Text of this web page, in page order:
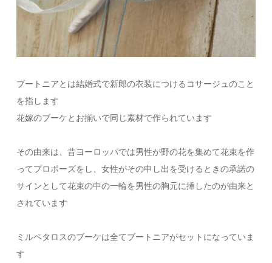
ブートニアとは結婚式で新郎の衣装につけるコサージュのこと
を指します
花嫁のブーケとお揃いで同じ素材で作られています
その由来は、昔ヨーロッパでは男性が野の花を集めて花束を作
ってプロポーズをし、女性がその申し出を受けるときの承諾の
サインとして花束の中の一輪を男性の胸元に挿したのが由来と
されています
ミルペタロスのブーケは全てブートニアがセットになっていま
す